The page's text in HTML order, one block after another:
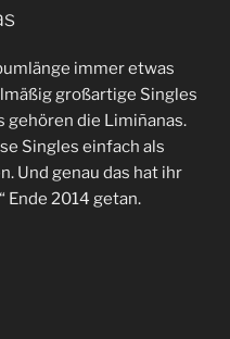
immer etwas
großartige Singles
gehören die Limiñanas.
Singles einfach als
Und genau das hat ihr
Ende 2014 getan.